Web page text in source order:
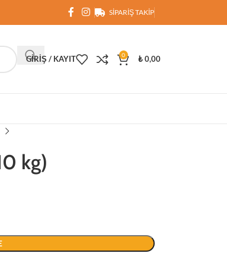
SIPARIŞ TAKIP
GIRIŞ / KAYIT 0 ₺0,00
kg)